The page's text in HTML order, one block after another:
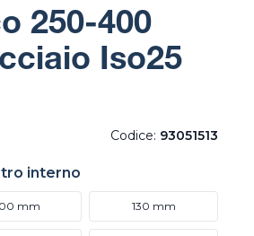
250-400
Iso25
Codice: 93051513
interno
mm 130 mm